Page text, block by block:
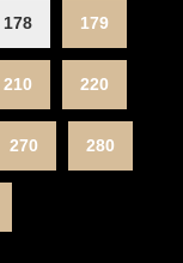
178 179
210 220
270 280